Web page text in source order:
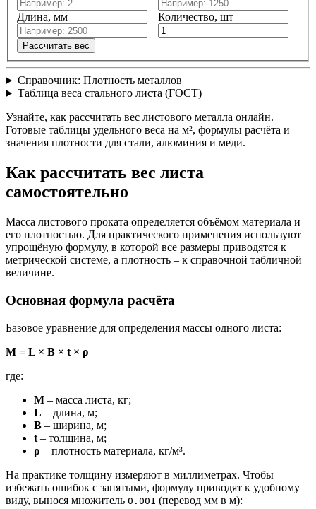
Длина, мм Количество, шт
Рассчитать вес
Справочник: Плотность металлов
Таблица веса стального листа (ГОСТ)
Узнайте, как рассчитать вес листового металла онлайн.
Готовые таблицы удельного веса на м², формулы расчёта и
значения плотности для стали, алюминия и меди.
Как рассчитать вес листа
самостоятельно
Масса листового проката определяется объёмом материала и
его плотностью. Для практического применения используют
упрощёную формулу, в которой все размеры приводятся к
метрической системе, а плотность – к справочной табличной
величине.
Основная формула расчёта
Базовое уравнение для определения массы одного листа:
M = L × B × t × ρ
где:
M – масса листа, кг;
L – длина, м;
B – ширина, м;
t – толщина, м;
ρ – плотность материала, кг/м³.
На практике толщину измеряют в миллиметрах. Чтобы
избежать ошибок с запятыми, формулу приводят к удобному
виду, вынося множитель 0.001 (перевод мм в м):